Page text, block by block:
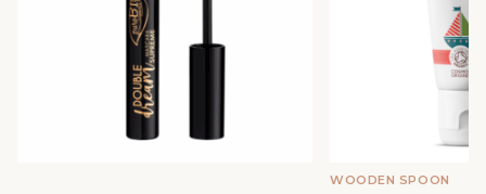
WOODEN SPOON